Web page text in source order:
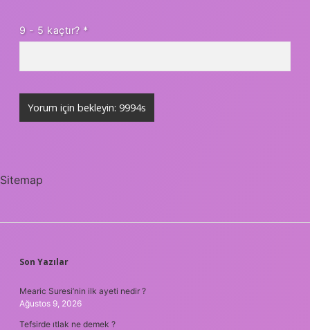
9 - 5 kaçtır? *
Sitemap
SIDEBAR
Son Yazılar
Mearic Suresi’nin ilk ayeti nedir ?
Ağustos 9, 2026
Tefsirde ıtlak ne demek ?